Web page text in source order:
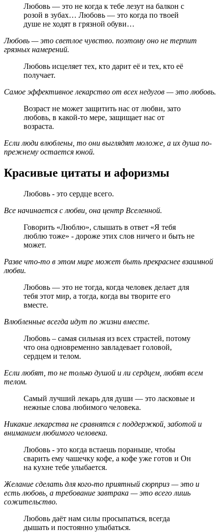
Любовь — это не когда к тебе лезут на балкон с
розой в зубах… Любовь — это когда по твоей
душе не ходят в грязной обуви…
Любовь — это светлое чувство. поэтому оно не терпит
грязных намерений.
Любовь исцеляет тех, кто дарит её и тех, кто её
получает.
Самое эффективное лекарство от всех недугов — это любовь.
Возраст не может защитить нас от любви, зато
любовь, в какой-то мере, защищает нас от
возраста.
Если люди влюблены, то они выглядят моложе, а их душа по-
прежнему остается юной.
Красивые цитаты и афоризмы
Любовь - это сердце всего.
Все начинается с любви, она центр Вселенной.
Говорить «Люблю», слышать в ответ «Я тебя
люблю тоже» - дороже этих слов ничего и быть не
может.
Разве что-то в этом мире может быть прекраснее взаимной
любви.
Любовь — это не тогда, когда человек делает для
тебя этот мир, а тогда, когда вы творите его
вместе.
Влюбленные всегда идут по жизни вместе.
Любовь – самая сильная из всех страстей, потому
что она одновременно завладевает головой,
сердцем и телом.
Если любят, то не только душой и ли сердцем, любят всем
телом.
Самый лучший лекарь для души — это ласковые и
нежные слова любимого человека.
Никакие лекарства не сравнятся с поддержкой, заботой и
вниманием любимого человека.
Любовь - это когда встаешь пораньше, чтобы
сварить ему чашечку кофе, а кофе уже готов и Он
на кухне тебе улыбается.
Желание сделать для кого-то приятный сюрприз — это и
есть любовь, а требование завтрака — это всего лишь
сожительство.
Любовь даёт нам силы просыпаться, всегда
дышать и постоянно улыбаться.